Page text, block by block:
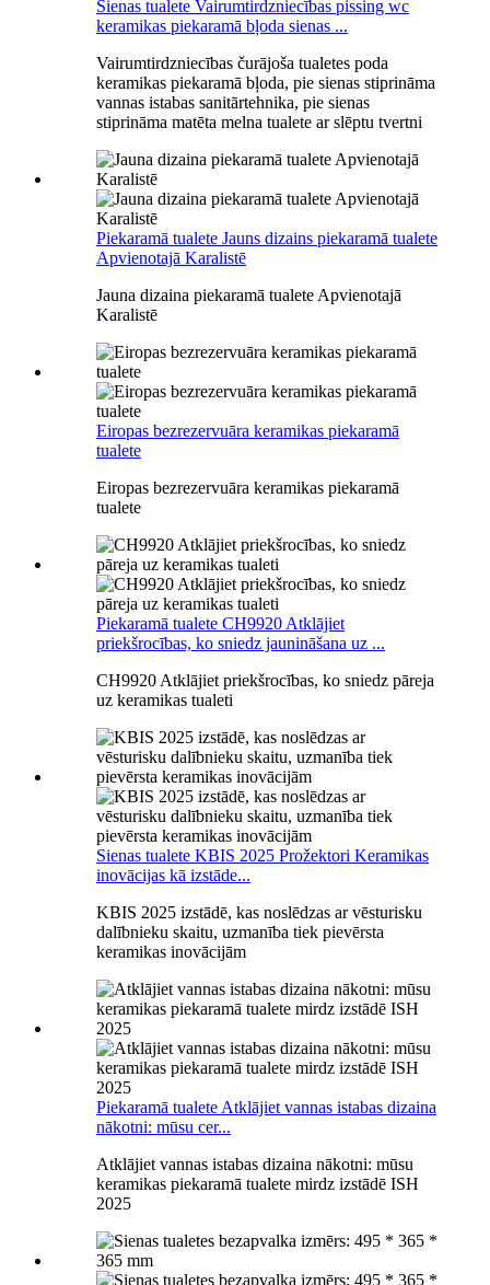
Sienas tualete Vairumtirdzniecības pissing wc
keramikas piekaramā bļoda sienas ...
Vairumtirdzniecības čurājoša tualetes poda
keramikas piekaramā bļoda, pie sienas stiprināma
vannas istabas sanitārtehnika, pie sienas
stiprināma matēta melna tualete ar slēptu tvertni
Piekaramā tualete Jauns dizains piekaramā tualete
Apvienotajā Karalistē
Jauna dizaina piekaramā tualete Apvienotajā
Karalistē
Eiropas bezrezervuāra keramikas piekaramā
tualete
Eiropas bezrezervuāra keramikas piekaramā
tualete
Piekaramā tualete CH9920 Atklājiet
priekšrocības, ko sniedz jaunināšana uz ...
CH9920 Atklājiet priekšrocības, ko sniedz pāreja
uz keramikas tualeti
Sienas tualete KBIS 2025 Prožektori Keramikas
inovācijas kā izstāde...
KBIS 2025 izstādē, kas noslēdzas ar vēsturisku
dalībnieku skaitu, uzmanība tiek pievērsta
keramikas inovācijām
Piekaramā tualete Atklājiet vannas istabas dizaina
nākotni: mūsu cer...
Atklājiet vannas istabas dizaina nākotni: mūsu
keramikas piekaramā tualete mirdz izstādē ISH
2025